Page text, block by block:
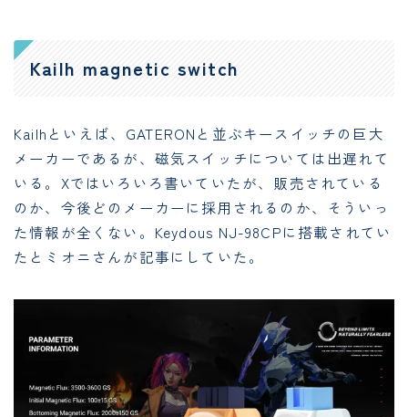
Kailh magnetic switch
Kailhといえば、GATERONと並ぶキースイッチの巨大
メーカーであるが、磁気スイッチについては出遅れて
いる。Xではいろいろ書いていたが、販売されている
のか、今後どのメーカーに採用されるのか、そういっ
た情報が全くない。Keydous NJ-98CPに搭載されてい
たとミオニさんが記事にしていた。